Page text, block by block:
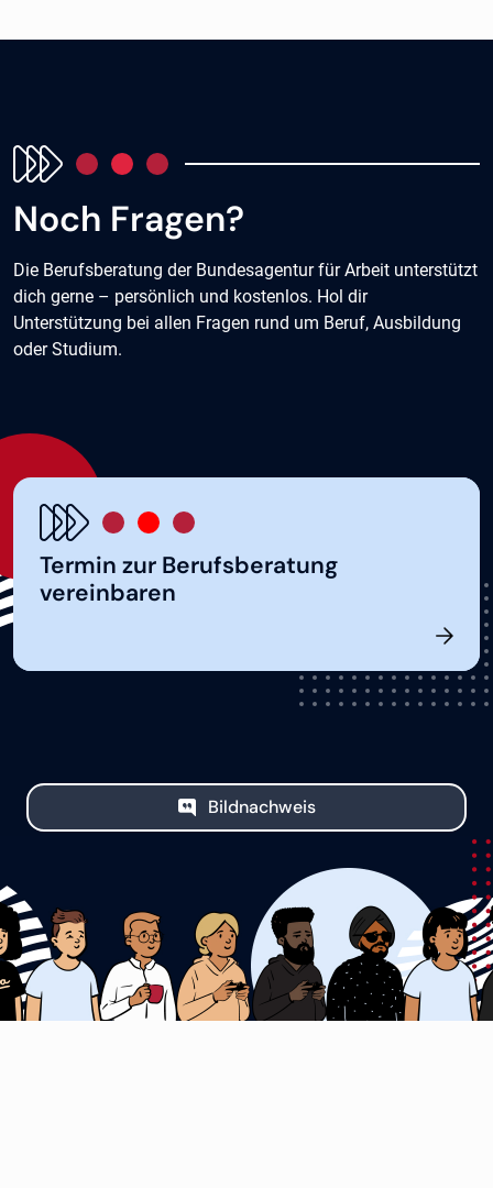
Noch Fragen?
Die Berufsberatung der Bundesagentur für Arbeit unterstützt
dich gerne – persönlich und kostenlos. Hol dir
Unterstützung bei allen Fragen rund um Beruf, Ausbildung
oder Studium.
Termin zur Berufsberatung
vereinbaren
Bildnachweis